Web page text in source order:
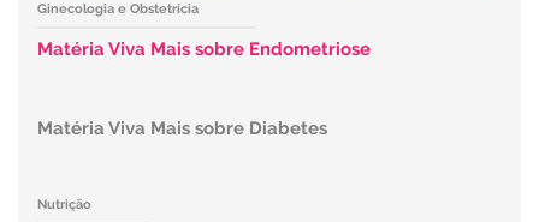
Ginecologia e Obstetrícia
Matéria Viva Mais sobre Endometriose
Matéria Viva Mais sobre Diabetes
Nutrição